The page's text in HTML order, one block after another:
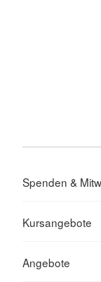
Spenden &
Kursangebote
Angebote